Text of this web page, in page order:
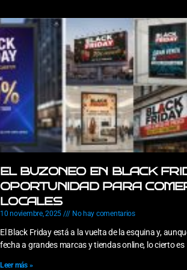
EL BUZONEO EN BLACK
OPORTUNIDAD PARA
LOCALES
10 noviembre, 2025 No hay comentarios
El Black Friday está a la vuelta de la esquina y,
fecha a grandes marcas y tiendas online, lo cierto es
Leer más »